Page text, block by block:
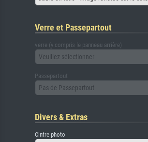
Verre et Passepartout
verre (y compris le panneau arrière)
Veuillez sélectionner
Passepartout
Pas de Passepartout
Divers & Extras
Cintre photo